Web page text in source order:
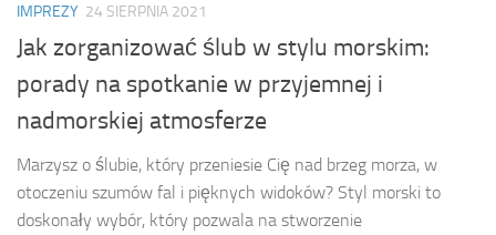
IMPREZY 24 SIERPNIA 2021
Jak zorganizować ślub w stylu morskim:
porady na spotkanie w przyjemnej i
nadmorskiej atmosferze
Marzysz o ślubie, który przeniesie Cię nad brzeg morza, w
otoczeniu szumów fal i pięknych widoków? Styl morski to
doskonały wybór, który pozwala na stworzenie